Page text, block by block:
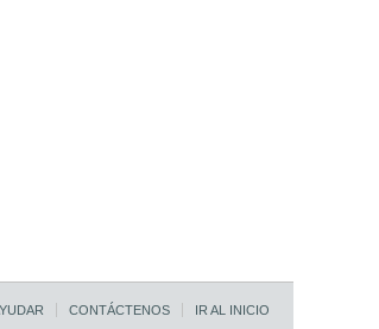
CONTÁCTENOS IR AL INICIO